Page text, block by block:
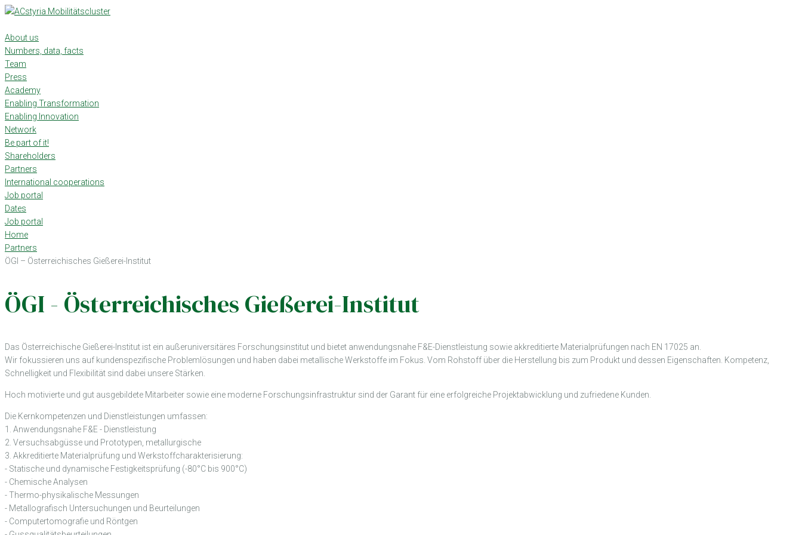
Skip
content
About us
Numbers, data, facts
Team
Press
Academy
Enabling Transformation
Enabling Innovation
Network
Be part of it!
Shareholders
Partners
International cooperations
Job portal
Dates
Job portal
Home
Partners
ÖGI – Österreichisches Gießerei-Institut
ÖGI - Österreichisches Gießerei-Institut
Das Österreichische Gießerei-Institut ist ein außeruniversitäres Forschungsinstitut und bietet anwendungsnahe F&E-Dienstleistung sowie akkreditierte Materialprüfungen nach EN 17025 an.
Wir fokussieren uns auf kundenspezifische Problemlösungen und haben dabei metallische Werkstoffe im Fokus. Vom Rohstoff über die Herstellung bis zum Produkt und dessen Eigenschaften. Kompetenz,
Schnelligkeit und Flexibilität sind dabei unsere Stärken.
Hoch motivierte und gut ausgebildete Mitarbeiter sowie eine moderne Forschungsinfrastruktur sind der Garant für eine erfolgreiche Projektabwicklung und zufriedene Kunden.
Die Kernkompetenzen und Dienstleistungen umfassen:
1. Anwendungsnahe F&E - Dienstleistung
2. Versuchsabgüsse und Prototypen, metallurgische
3. Akkreditierte Materialprüfung und Werkstoffcharakterisierung:
- Statische und dynamische Festigkeitsprüfung (-80°C bis 900°C)
- Chemische Analysen
- Thermo-physikalische Messungen
- Metallografisch Untersuchungen und Beurteilungen
- Computertomografie und Röntgen